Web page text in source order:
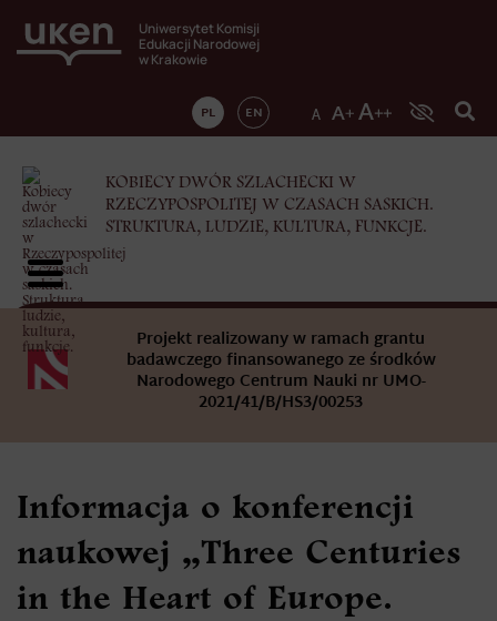
Uniwersytet Komisji
Edukacji Narodowej
w Krakowie
PL EN
KOBIECY DWÓR SZLACHECKI W
RZECZYPOSPOLITEJ W CZASACH SASKICH.
STRUKTURA, LUDZIE, KULTURA, FUNKCJE.
Projekt realizowany w ramach grantu
badawczego finansowanego ze środków
Narodowego Centrum Nauki nr UMO-
2021/41/B/HS3/00253
Informacja o konferencji
naukowej „Three Centuries
in the Heart of Europe.